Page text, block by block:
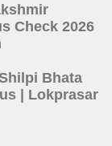
Check 2026
| Shilpi Bhata
| Lokprasar